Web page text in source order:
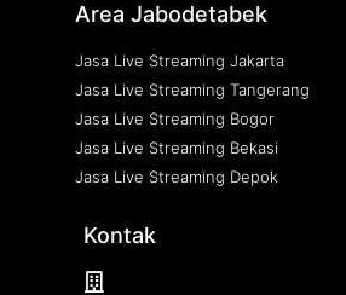
Area Jabodetabek
Jasa Live Streaming Jakarta
Jasa Live Streaming Tangerang
Jasa Live Streaming Bogor
Jasa Live Streaming Bekasi
Jasa Live Streaming Depok
Kontak